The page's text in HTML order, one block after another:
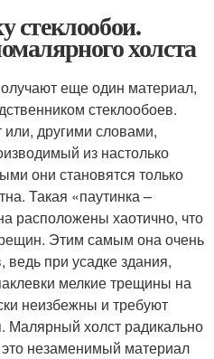
стеклообои.
холста
еще один материал,
стеклообоев.
другими словами,
из настолько
они становятся только
Такая «паутинка –
расположены хаотично, что
Этим самым она очень
ведь при усадке здания,
мелкие трещины на
неизбежны и требуют
Малярный холст радикально
незаменимый материал